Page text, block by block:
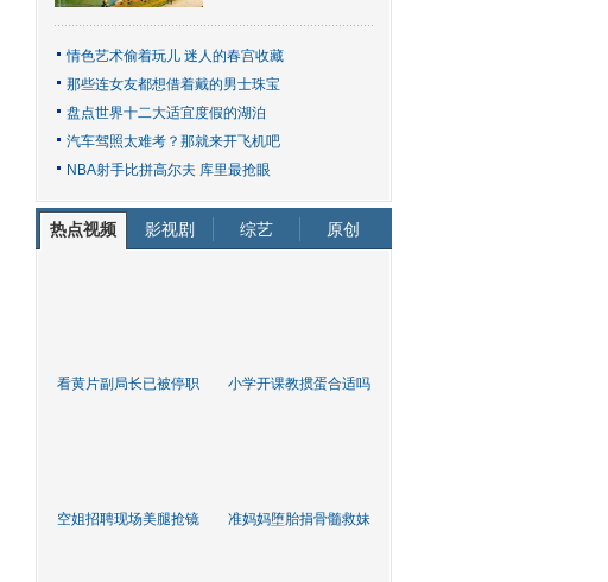
情色艺术偷着玩儿 迷人的春宫收藏
那些连女友都想借着戴的男士珠宝
盘点世界十二大适宜度假的湖泊
汽车驾照太难考？那就来开飞机吧
NBA射手比拼高尔夫 库里最抢眼
热点视频 影视剧 综艺 原创
看黄片副局长已被停职 小学开课教掼蛋合适吗
空姐招聘现场美腿抢镜 准妈妈堕胎捐骨髓救妹